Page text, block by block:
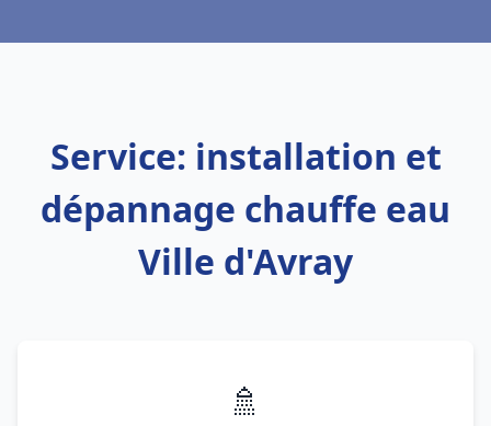
Service: installation et
dépannage chauffe eau
Ville d'Avray
🚿